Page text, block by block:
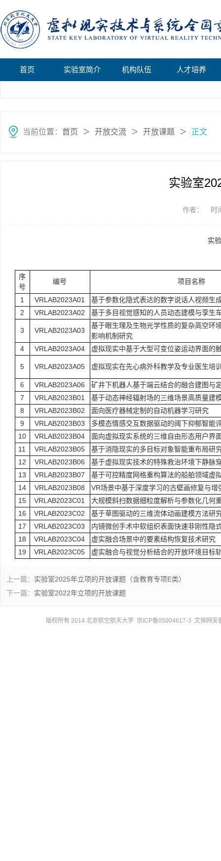
首页 实验室简介 机构队伍 人才培养
当前位置： 首页 ＞ 开放交流 ＞ 开放课题 ＞ 正文
实验室
作者： 时
实
序
号
编号 项目名称
1 VRLAB2023A01
基于参数化隐式表达的数字说话人视频生
2
VRLAB2023A02 基于多目视觉感知的人员动态建模与孪生
3 VRLAB2023A03
基于眼生理及生物光学性质的复杂高空环
影响机制研究
4
VRLAB2023A04 虚拟现实中基于大型可变位姿运动界面的
5 VRLAB2023A05 虚拟现实在先心病外科教学及专业医生培
6 VRLAB2023A06
矿井下机器人基于端云结合的融合建图与
7
VRLAB2023B01
基于动态神经辐射场的三维场景高质量建
8
VRLAB2023B02
面向医疗器械定制的自动机器学习研究
9
VRLAB2023B03
多模态情感交互数据驱动的阈下抑郁智能
10
VRLAB2023B04
面向虚拟现实系统的三维自由形态用户界
11
VRLAB2023B05
基于消隐现实的多目标对象智能重布局研
12
VRLAB2023B06
基于虚拟现实技术的特殊救治环境下静脉
13
VRLAB2023B07
基于可控精度网格重构算法的船舶领域虚
14
VRLAB2023B08
VR场景中基于深度学习的古壁画修复与增
15
VRLAB2023C01
大规模斜扫数据细粒度解析与参数化几何
16
VRLAB2023C02
基于草图驱动的三维流体动画建模方法研
17
VRLAB2023C03
内镜微创手术中软组织表面快速非刚性隐
18
VRLAB2023C04
虚实融合场景中的要素结构恢复技术研究
19
VRLAB2023C05 虚实融合与视觉分析结合的开放环境目标
上一篇： 实验室2025年立项的开放课题（含教育专项E类）
下一篇： 实验室2022年立项的开放课题
版权所有 2014 北京航空航天大学 京ICP备05004617-3 文保网